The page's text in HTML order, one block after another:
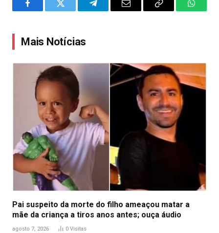
FacebookTwitter TelegramEmail
Copy
Mais Notícias
Pai suspeito da morte do filho ameaçou matar a
mãe da criança a tiros anos antes; ouça áudio
agosto 7, 2026 0 Visitas